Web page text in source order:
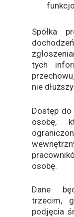
Spółka
tych
nie
Dostęp
osobę,
osobę.
Dane
trzecim,
podjęcia